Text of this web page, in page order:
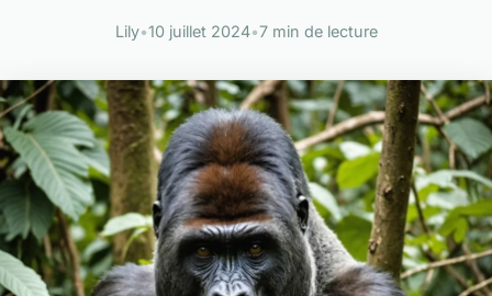
Lily•10 juillet 2024•7 min de lecture